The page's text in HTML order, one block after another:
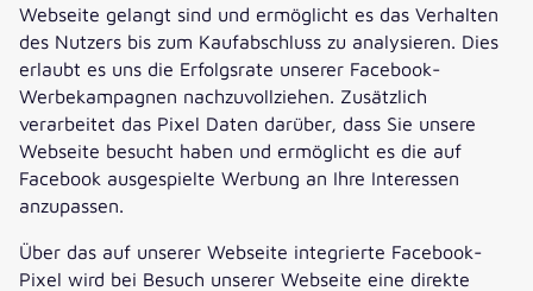
Webseite gelangt sind und ermöglicht es das Verhalten
des Nutzers bis zum Kaufabschluss zu analysieren. Dies
erlaubt es uns die Erfolgsrate unserer Facebook-
Werbekampagnen nachzuvollziehen. Zusätzlich
verarbeitet das Pixel Daten darüber, dass Sie unsere
Webseite besucht haben und ermöglicht es die auf
Facebook ausgespielte Werbung an Ihre Interessen
anzupassen.
Über das auf unserer Webseite integrierte Facebook-
Pixel wird bei Besuch unserer Webseite eine direkte